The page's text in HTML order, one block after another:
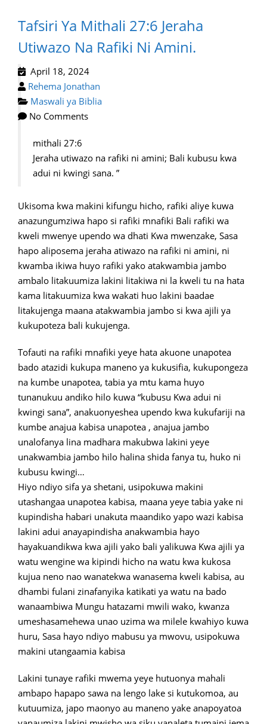
Tafsiri Ya Mithali 27:6 Jeraha
Utiwazo Na Rafiki Ni Amini.
April 18, 2024
Rehema Jonathan
Maswali ya Biblia
No Comments
mithali 27:6
Jeraha utiwazo na rafiki ni amini; Bali kubusu kwa
adui ni kwingi sana. ”
Ukisoma kwa makini kifungu hicho, rafiki aliye kuwa
anazungumziwa hapo si rafiki mnafiki Bali rafiki wa
kweli mwenye upendo wa dhati Kwa mwenzake, Sasa
hapo aliposema jeraha atiwazo na rafiki ni amini, ni
kwamba ikiwa huyo rafiki yako atakwambia jambo
ambalo litakuumiza lakini litakiwa ni la kweli tu na hata
kama litakuumiza kwa wakati huo lakini baadae
litakujenga maana atakwambia jambo si kwa ajili ya
kukupoteza bali kukujenga.
Tofauti na rafiki mnafiki yeye hata akuone unapotea
bado atazidi kukupa maneno ya kukusifia, kukupongeza
na kumbe unapotea, tabia ya mtu kama huyo
tunanukuu andiko hilo kuwa “kubusu Kwa adui ni
kwingi sana”, anakuonyeshea upendo kwa kukufariji na
kumbe anajua kabisa unapotea , anajua jambo
unalofanya lina madhara makubwa lakini yeye
unakwambia jambo hilo halina shida fanya tu, huko ni
kubusu kwingi…
Hiyo ndiyo sifa ya shetani, usipokuwa makini
utashangaa unapotea kabisa, maana yeye tabia yake ni
kupindisha habari unakuta maandiko yapo wazi kabisa
lakini adui anayapindisha anakwambia hayo
hayakuandikwa kwa ajili yako bali yalikuwa Kwa ajili ya
watu wengine wa kipindi hicho na watu kwa kukosa
kujua neno nao wanatekwa wanasema kweli kabisa, au
dhambi fulani zinafanyika katikati ya watu na bado
wanaambiwa Mungu hatazami mwili wako, kwanza
umeshasamehewa unao uzima wa milele kwahiyo kuwa
huru, Sasa hayo ndiyo mabusu ya mwovu, usipokuwa
makini utangaamia kabisa
Lakini tunaye rafiki mwema yeye hutuonya mahali
ambapo hapapo sawa na lengo lake si kutukomoa, au
kutuumiza, japo maonyo au maneno yake anapoyatoa